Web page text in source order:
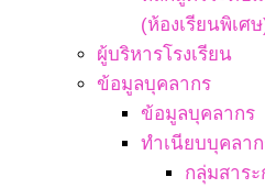
(ห้องเรียนพิเศ
ผู้บริหารโรงเรียน
ข้อมูลบุคลากร
ข้อมูลบุคลากร
ทำเนียบบุคลา
กลุ่มสาร